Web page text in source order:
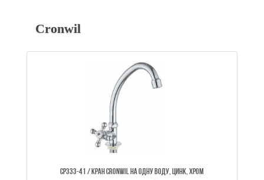
Cronwil
CP333-41 / КРАН CRONWIL НА ОДНУ ВОДУ, ЦИНК, ХРОМ